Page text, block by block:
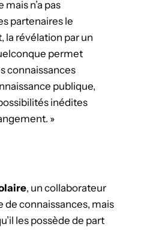
n’a pas
partenaires le
la révélation par un
permet
connaissances
publique,
inédites
»
, un collaborateur
de connaissances, mais
les possède de part